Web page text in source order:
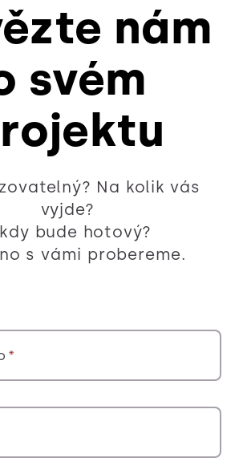
nám
svém
Na kolik vás
vyjde?
bude hotový?
s vámi probereme.